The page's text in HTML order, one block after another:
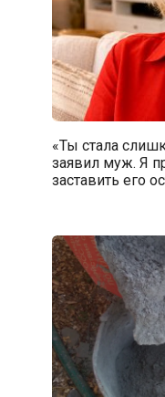
«Ты стала
заявил муж. Я
заставить его